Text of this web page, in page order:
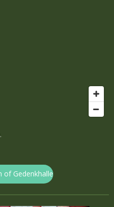
of Gedenkhalle